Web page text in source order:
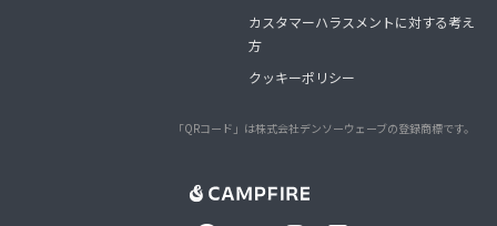
カスタマーハラスメントに対する考え
方
クッキーポリシー
「QRコード」は株式会社デンソーウェーブの登録商標です。